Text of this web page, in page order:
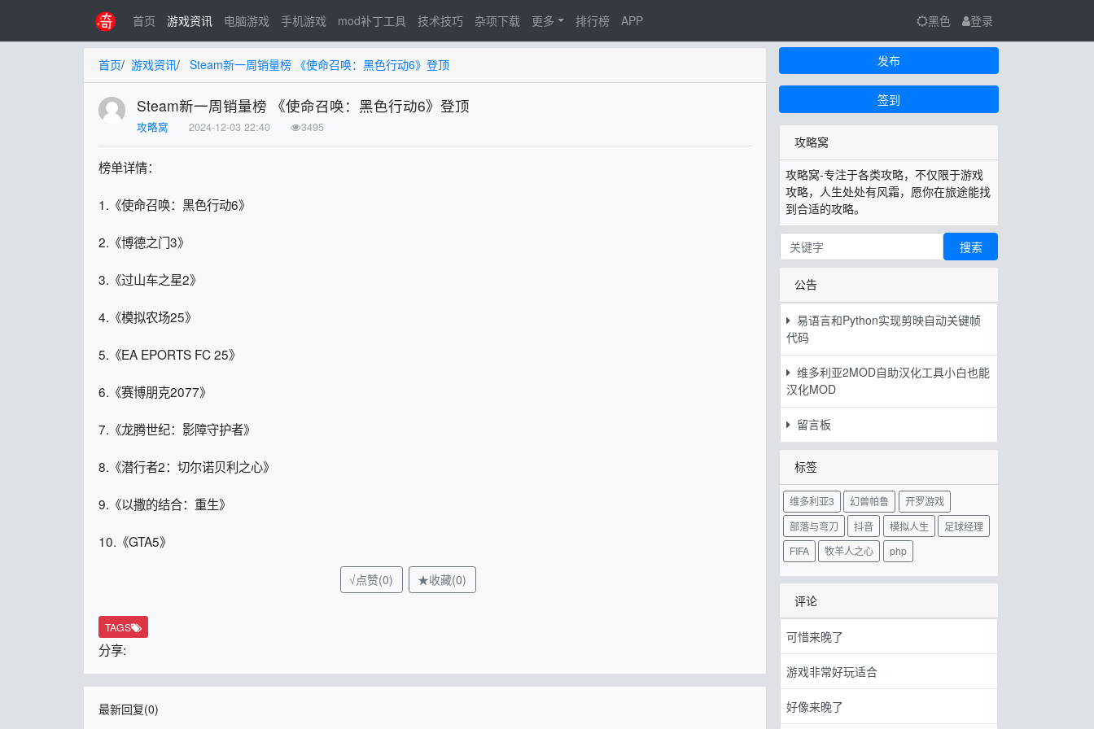
首页 游戏资讯 电脑游戏 手机游戏 mod补丁工具 技术技巧 杂项下载 更多 排行榜 APP 黑色 登录
首页/ 游戏资讯/ Steam新一周销量榜 《使命召唤：黑色行动6》登顶
Steam新一周销量榜 《使命召唤：黑色行动6》登顶
攻略窝 2024-12-03 22:40 3495
榜单详情：
1.《使命召唤：黑色行动6》
2.《博德之门3》
3.《过山车之星2》
4.《模拟农场25》
5.《EA EPORTS FC 25》
6.《赛博朋克2077》
7.《龙腾世纪：影障守护者》
8.《潜行者2：切尔诺贝利之心》
9.《以撒的结合：重生》
10.《GTA5》
√点赞(0) ★收藏(0)
TAGS
分享:
最新回复(0)
发布
签到
攻略窝
攻略窝-专注于各类攻略，不仅限于游戏
攻略，人生处处有风霜，愿你在旅途能找
到合适的攻略。
搜索
公告
易语言和Python实现剪映自动关键帧
代码
维多利亚2MOD自助汉化工具小白也能
汉化MOD
留言板
标签
维多利亚3 幻兽帕鲁
开罗游戏
部落与弯刀
抖音 模拟人生
足球经理
FIFA
牧羊人之心 php
评论
可惜来晚了
游戏非常好玩适合
好像来晚了